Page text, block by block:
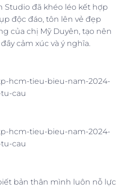
Studio đã khéo léo kết hợp
độc đáo, tôn lên vẻ đẹp
của chị Mỹ Duyên, tạo nên
cảm xúc và ý nghĩa.
bản thân mình luôn nỗ lực